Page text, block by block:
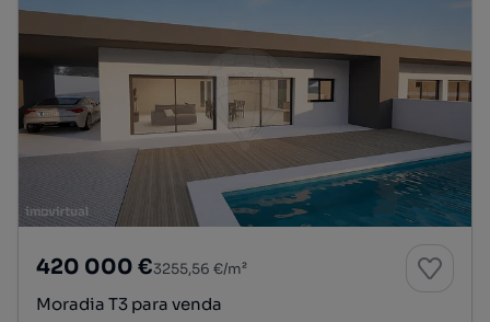
420 000 €3255,56 €/m²
Moradia T3 para venda